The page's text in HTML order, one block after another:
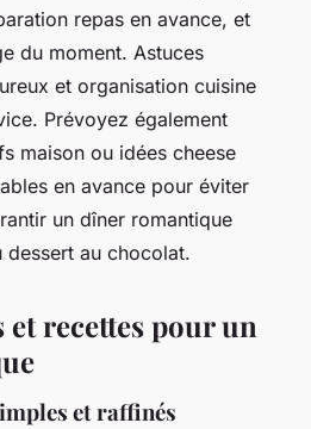
repas en avance, et
du moment. Astuces
et organisation cuisine
Prévoyez également
maison ou idées cheese
en avance pour éviter
un dîner romantique
dessert au chocolat.
et recettes pour un
et raffinés